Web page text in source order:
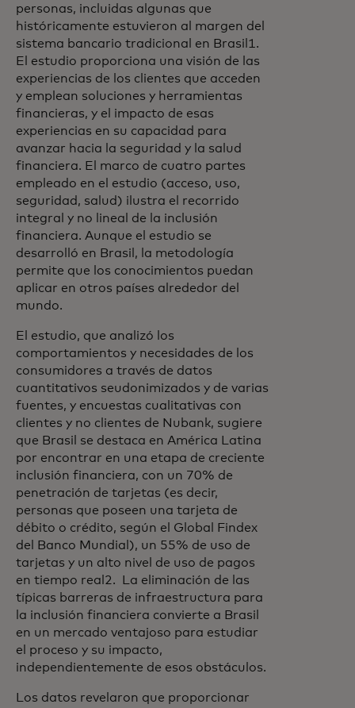
personas, incluidas algunas que
históricamente estuvieron al margen del
sistema bancario tradicional en Brasil1.
El estudio proporciona una visión de las
experiencias de los clientes que acceden
y emplean soluciones y herramientas
financieras, y el impacto de esas
experiencias en su capacidad para
avanzar hacia la seguridad y la salud
financiera. El marco de cuatro partes
empleado en el estudio (acceso, uso,
seguridad, salud) ilustra el recorrido
integral y no lineal de la inclusión
financiera. Aunque el estudio se
desarrolló en Brasil, la metodología
permite que los conocimientos puedan
aplicar en otros países alrededor del
mundo.
El estudio, que analizó los
comportamientos y necesidades de los
consumidores a través de datos
cuantitativos seudonimizados y de varias
fuentes, y encuestas cualitativas con
clientes y no clientes de Nubank, sugiere
que Brasil se destaca en América Latina
por encontrar en una etapa de creciente
inclusión financiera, con un 70% de
penetración de tarjetas (es decir,
personas que poseen una tarjeta de
débito o crédito, según el Global Findex
del Banco Mundial), un 55% de uso de
tarjetas y un alto nivel de uso de pagos
en tiempo real2. La eliminación de las
típicas barreras de infraestructura para
la inclusión financiera convierte a Brasil
en un mercado ventajoso para estudiar
el proceso y su impacto,
independientemente de esos obstáculos.
Los datos revelaron que proporcionar